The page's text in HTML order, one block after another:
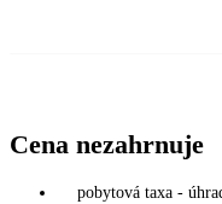
Cena nezahrnuje
pobytová taxa -